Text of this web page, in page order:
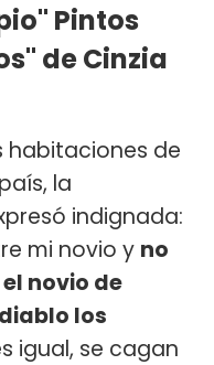
Pintos
de Cinzia
habitaciones de
la
indignada:
mi novio y no
novio de
los
igual, se cagan